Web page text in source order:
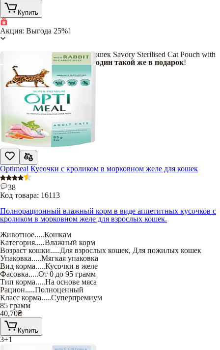
Купить
Акция: Выгода 25%!
При покупке 3 паучей для кошек Savory Sterilised Cat Pouch with
Turkey & Carrot in Jelly-еще один такой же в подарок!
Optimeal Кусочки с кроликом в морковном желе для кошек
38
Код товара: 16113
Полнорационный влажный корм в виде аппетитных кусочков с
кроликом в морковном желе для взрослых кошек.
Животное.....Кошкам
Категория.....Влажный корм
Возраст кошки.....Для взрослых кошек, Для пожилых кошек
Упаковка.....Мягкая упаковка
Вид корма.....Кусочки в желе
Фасовка.....От 0 до 95 грамм
Тип корма.....На основе мяса
Рацион.....Полноценный
Класс корма.....Суперпремиум
85 грамм
40,70₴
Купить
3+1